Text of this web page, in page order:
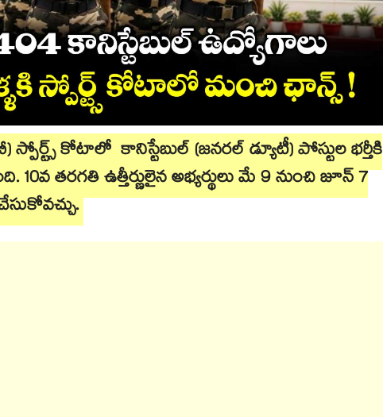
స్పోర్ట్స్ కోటాలో కానిస్టేబుల్ (జనరల్ డ్యూటీ) పోస్టుల భర్తీకి
తరగతి ఉత్తీర్ణులైన అభ్యర్థులు మే 9 నుంచి జూన్ 7